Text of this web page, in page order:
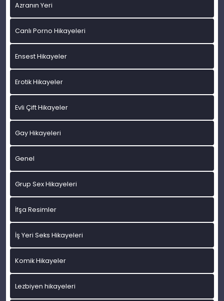
Azranın Yeri
Canlı Porno Hikayeleri
Ensest Hikayeler
Erotik Hikayeler
Evli Çift Hikayeler
Gay Hikayeleri
Genel
Grup Sex Hikayeleri
İfşa Resimler
İş Yeri Seks Hikayeleri
Komik Hikayeler
Lezbiyen hikayeleri